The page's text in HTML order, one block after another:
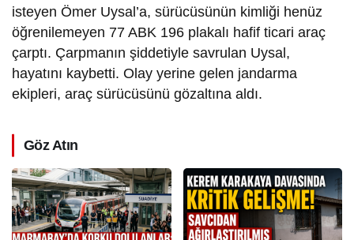
isteyen Ömer Uysal’a, sürücüsünün kimliği henüz
öğrenilemeyen 77 ABK 196 plakalı hafif ticari araç
çarptı. Çarpmanın şiddetiyle savrulan Uysal,
hayatını kaybetti. Olay yerine gelen jandarma
ekipleri, araç sürücüsünü gözaltına aldı.
Göz Atın